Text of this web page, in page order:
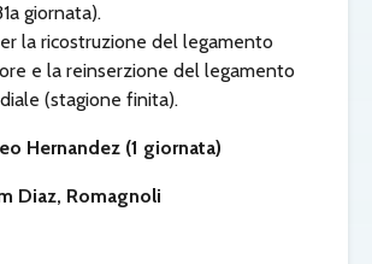
giornata).
la ricostruzione del legamento
e la reinserzione del legamento
(stagione finita).
Hernandez (1 giornata)
Diaz, Romagnoli